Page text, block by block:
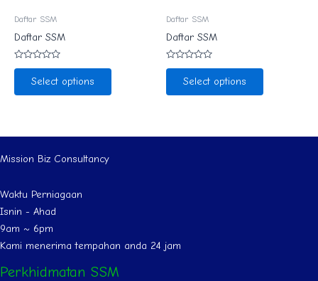
Daftar SSM
Daftar SSM
Rated
of
Select options
Daftar SSM
Daftar SSM
Rated
of
Select options
Mission Biz Consultancy
Waktu Perniagaan
Isnin - Ahad
9am ~ 6pm
Kami menerima tempahan anda 24 jam
Perkhidmatan SSM